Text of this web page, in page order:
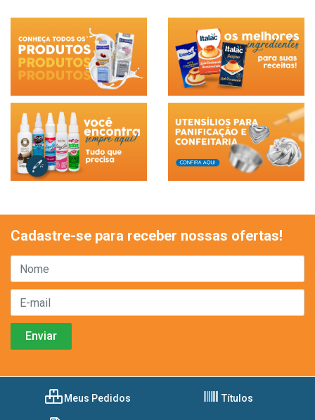
Cadastre-se para receber nossas ofertas!
Meus Pedidos Títulos